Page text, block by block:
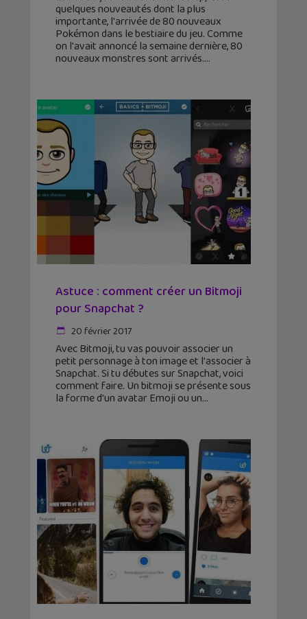
quelques nouveautés dont la plus
importante, l'arrivée de 80 nouveaux
Pokémon dans le bestiaire du jeu. Comme
on l'avait annoncé la semaine dernière, 80
nouveaux monstres sont arrivés.
Astuce : comment créer un Bitmoji
pour Snapchat ?
20 février 2017
Avec Bitmoji, tu vas pouvoir associer un
petit personnage à ton image et l'associer à
Snapchat. Si tu débutes sur Snapchat, voici
comment faire. Un bitmoji se présente sous
la forme d'un avatar Emoji ou un